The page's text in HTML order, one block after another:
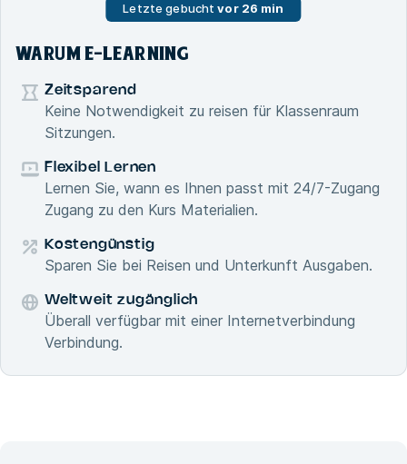
Letzte gebuchtvor 26 min
WARUM E-LEARNING
Zeitsparend
Keine Notwendigkeit zu reisen für Klassenraum
Sitzungen.
Flexibel Lernen
Lernen Sie, wann es Ihnen passt mit 24/7-Zugang
Zugang zu den Kurs Materialien.
Kostengünstig
Sparen Sie bei Reisen und Unterkunft Ausgaben.
Weltweit zugänglich
Überall verfügbar mit einer Internetverbindung
Verbindung.